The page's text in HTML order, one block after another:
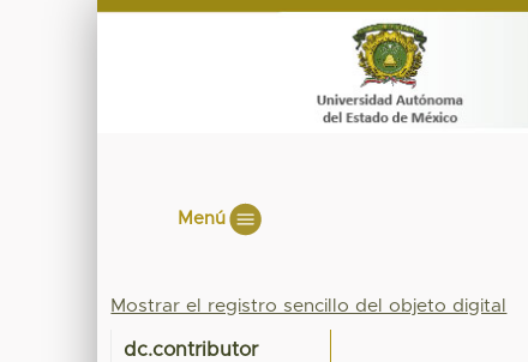
Menú
Mostrar el registro sencillo del objeto digital
dc.contributor